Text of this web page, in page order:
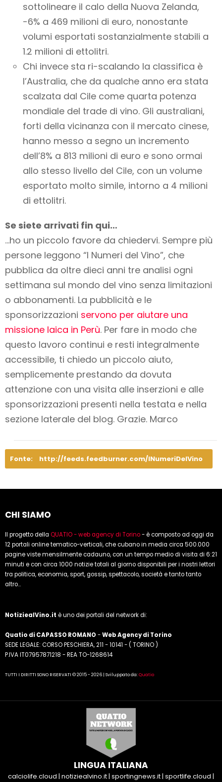
sottolineare il calo della Nuova Zelanda,
-6% a 469 milioni di euro, nonostante
volumi esportati sostanzialmente stabili a
1.2 milioni di ettolitri.
Chi invece sta ri-scalando la classifica è
l’Australia, che da qualche anno era stata
scalzata dal Cile come quarta potenza
mondiale del trade di vino. Gli australiani,
forti della vicinanza con il mercato cinese,
hanno messo a segno un incremento
dell’8% a 813 milioni di euro e sono ormai
allo stesso livello del Cile, con un volume
esportato molto simile, intorno a 4 milioni
di ettolitri.
Se siete arrivati fin qui…
…ho un piccolo favore da chiedervi. Sempre più
persone leggono “I Numeri del Vino”, che
pubblica da oltre dieci anni tre analisi ogni
settimana sul mondo del vino senza limitazioni
o abbonamenti. La pubblicità e le
sponsorizzazioni servono per aiutare una
missione laica in Perù. Per fare in modo che
questo lavoro continui e resti integralmente
accessibile, ti chiedo un piccolo aiuto,
semplicemente prestando da dovuta
attenzione con una visita alle inserzioni e alle
sponsorizzazioni presenti nella testata e nella
sezione laterale del blog. Grazie. Marco
Fonte: http://feeds.feedburner.com/INumeriDelVino
CHI SIAMO
Il progetto della QUATIO - web agency di Torino- è composto ad oggi da
12 portali online tematico-verticali, che cubano in media circa 500.000
pagine viste mensilmente cadauno, con un tempo medio di visita di 6:21
minuti e con circa 1000 notizie totali al giorno disponibili per i nostri lettori
tra politica, economia, sport, gossip, spettacolo, società e tanto tanto
altro...
NotiziealVino.it è uno dei portali del network di:
Quatio di CAPASSO ROMANO -Web Agency di Torino
SEDE LEGALE: CORSO PESCHIERA, 211 - 10141 - ( TORINO )
P.IVA IT07957871218 - REA TO-1268614
TUTTI I DIRITTI SONO RISERVATI © 2015 - 2026 | Sviluppato da:Quatio
LINGUA ITALIANA
calciolife.cloud | notiziealvino.it| sportingnews.it| sportlife.cloud |